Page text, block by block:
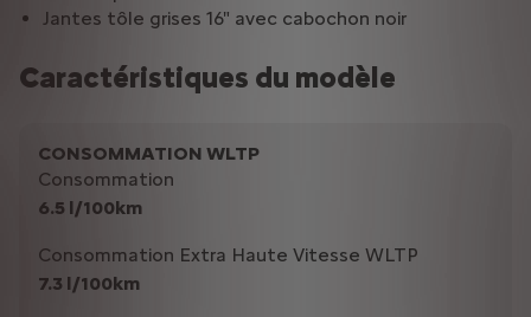
Jantes tôle grises 16" avec cabochon noir
Caractéristiques du modèle
CONSOMMATION WLTP
Consommation
6.5 l/100km
Consommation Extra Haute Vitesse WLTP
7.3 l/100km